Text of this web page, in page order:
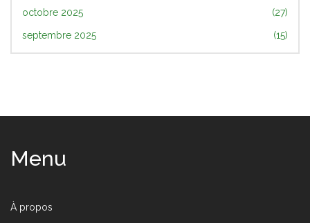
octobre 2025 (27)
septembre 2025 (15)
Menu
À propos